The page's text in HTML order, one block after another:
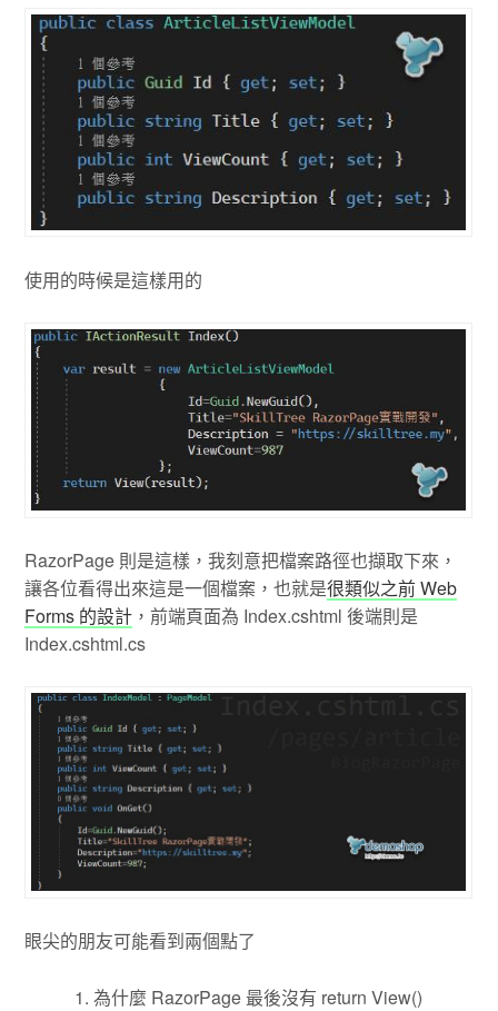
使用的時候是這樣用的
RazorPage 則是這樣，我刻意把檔案路徑也擷取下來，
讓各位看得出來這是一個檔案，也就是很類似之前 Web
Forms 的設計 ，前端頁面為 Index.cshtml 後端則是
Index.cshtml.cs
眼尖的朋友可能看到兩個點了
為什麼 RazorPage 最後沒有 return View()